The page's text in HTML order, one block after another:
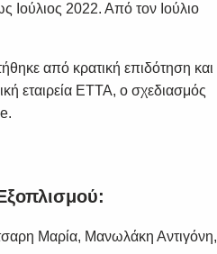
Ιούλιος 2022. Από τον Ιούλιο
από κρατική επιδότηση και
εταιρεία ΕΤΤΑ, ο σχεδιασμός
Μαρία, Μανωλάκη Αντιγόνη,